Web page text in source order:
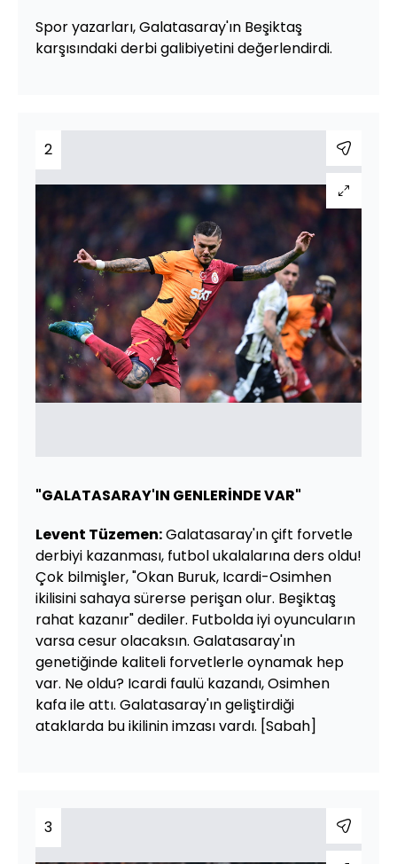
Spor yazarları, Galatasaray'ın Beşiktaş
karşısındaki derbi galibiyetini değerlendirdi.
2
"GALATASARAY'IN GENLERİNDE VAR"
Levent Tüzemen:Galatasaray'ın çift forvetle
derbiyi kazanması, futbol ukalalarına ders oldu!
Çok bilmişler, "Okan Buruk, Icardi-Osimhen
ikilisini sahaya sürerse perişan olur. Beşiktaş
rahat kazanır" dediler. Futbolda iyi oyuncuların
varsa cesur olacaksın. Galatasaray'ın
genetiğinde kaliteli forvetlerle oynamak hep
var. Ne oldu? Icardi faulü kazandı, Osimhen
kafa ile attı. Galatasaray'ın geliştirdiği
ataklarda bu ikilinin imzası vardı. [Sabah]
3